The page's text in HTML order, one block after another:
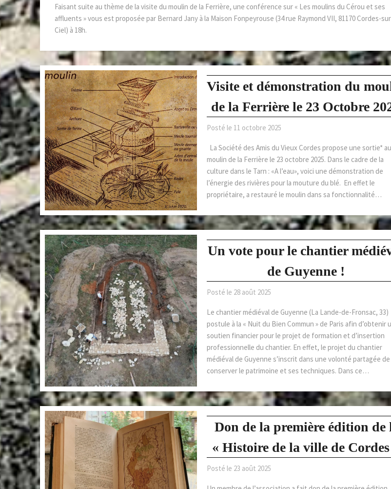
Faisant suite au thème de la visite du moulin de la Ferrière, une conférence sur « Les moulins du Cérou et ses
affluents » vous est proposée par Bernard Jany à la Maison Fonpeyrouse (34 rue Raymond VII, 81170 Cordes-
Ciel) à 18h.
Visite et démonstration du
de la Ferrière le 23 Octobre
Posté le 11 octobre 2025
La Société des Amis du Vieux Cordes propose une sortie* au
moulin de la Ferrière le 23 octobre 2025. Dans le cadre de la
culture dans le Tarn : «A l’eau», voici une démonstration de
l’énergie des rivières pour la mouture du blé. En effet le
propriétaire, a restauré le moulin dans sa fonctionnalité…
Un vote pour le chantier
de Guyenne !
Posté le 28 août 2025
Le chantier médiéval de Guyenne (La Lande-de-Fronsac, 33)
postule à la « Nuit du Bien Commun » de Paris afin d’obtenir
soutien financier pour le projet de formation et d’insertion
professionnelle du chantier. En effet, le projet du chantier
médiéval de Guyenne s’inscrit dans une volonté partagée de
conserver le patrimoine et ses techniques. Dans ce…
Don de la première édition de
« Histoire de la ville de
Posté le 23 août 2025